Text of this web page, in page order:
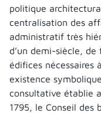
politique
centralisation des
administratif très
d’un demi-siècle,
édifices nécessaires
existence
consultative établie
1795, le Conseil des